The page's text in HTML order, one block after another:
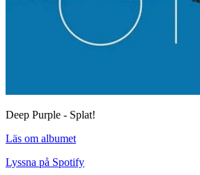
Deep Purple - Splat!
Läs om albumet
Lyssna på Spotify